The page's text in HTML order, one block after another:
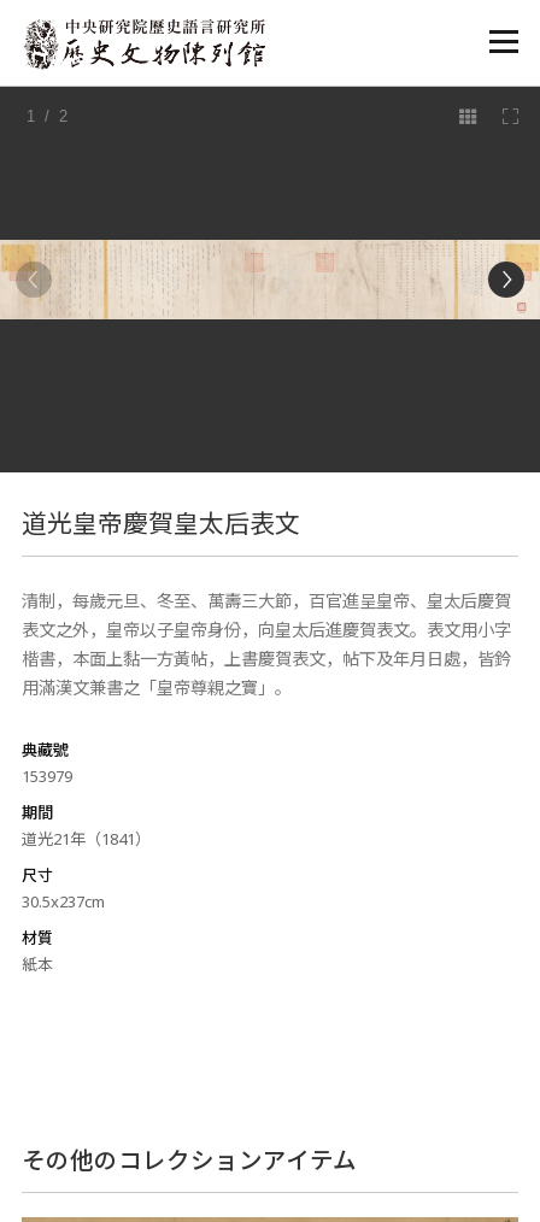
:::
1 / 2
道光皇帝慶賀皇太后表文
清制，每歲元旦、冬至、萬壽三大節，百官進呈皇帝、皇太后慶賀
表文之外，皇帝以子皇帝身份，向皇太后進慶賀表文。表文用小字
楷書，本面上黏一方黃帖，上書慶賀表文，帖下及年月日處，皆鈐
用滿漢文兼書之「皇帝尊親之寶」。
典藏號
153979
期間
道光21年（1841）
尺寸
30.5x237cm
材質
紙本
その他のコレクションアイテム